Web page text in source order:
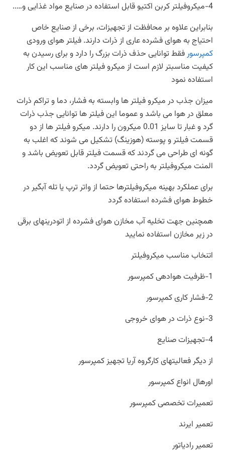
4-میکروفیلتر کربن اکتیو قابل استفاده در صنایع مواد غذایی و…..
بنابراین علاوه بر محافظت از تجهیزات، برخی از صنایع خاص
احتیاج به هوای فشرده عاری از ذرات دارند. فیلتر هوای ورودی
کمپرسورفقط توانایی حذف ذرات بزرگ را دارد و برای رسیدن به
کیفیت مناسبتر لازم است از میکرو فیلتر های مناسب این کار
استفاده نمود
میزان جذب در میکرو فیلتر ها وابسته به فشار، دما و تراکم ذرات
معلق در هوا می باشد و عموما این فیلتر ها توانایی جذب ذرات
گرد و غبار تا سایز 0.01 میکرون را دارند. میکرو فیلتر ها از دو
قسمت فیلتر و پوسته (هوزینگ) تشکیل می شوند که اغلب به
گونه ای طراحی می گردند که قسمت فیلتر قابل تعویض باشد و
المنت میکروفیلتر به راحتی تعویض گردد.
برای عملکرد بهینه میکروفیلترها حتما از واتر ترپ یا تله آبگیر در
خطوط هوای فشرده استفاده گردد
همچنین جهت تخلیه آب مخازن هوای فشرده از اتودرینهای برقی
در زیر مخازن استفاده نمایید
اتنخاب مناسب میکروفیلتر
1-ظرفیت هوادهی کمپرسور
2-فشار کاری کمپرسور
3-نوع ذرات در هوای خروجی
4-تجهیزات صنایع
از دیگر فعالیتهای کارگروه آریا تجهیز کمپرسور
اورهال انواع کمپرسور
تعمیرات تخصصی کمپرسور
تعمیر ایرند
تعمیر رادیاتور